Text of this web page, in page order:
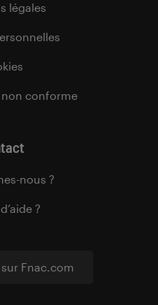
Fnac.com
légales
conforme
nous ?
?